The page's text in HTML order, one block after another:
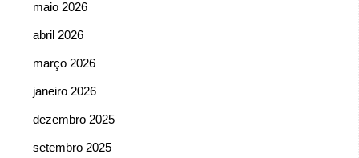
maio 2026
abril 2026
março 2026
janeiro 2026
dezembro 2025
setembro 2025